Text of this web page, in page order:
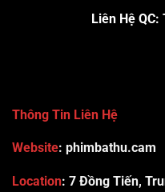
Liên Hệ QC:
Thông Tin Liên Hệ
Website: phimbathu.cam
Location: 7 Đồng Tiến,